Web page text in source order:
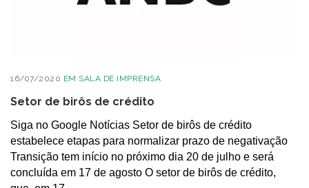
16/07/2020 EM SALA DE IMPRENSA
Setor de birôs de crédito
Siga no Google Notícias Setor de birôs de crédito
estabelece etapas para normalizar prazo de negativação
Transição tem início no próximo dia 20 de julho e será
concluída em 17 de agosto O setor de birôs de crédito,